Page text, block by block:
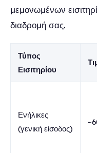
μεμονωμένων
διαδρομή σας.
Τύπος
Εισιτηρίου
Ενήλικες
(γενική είσοδος)